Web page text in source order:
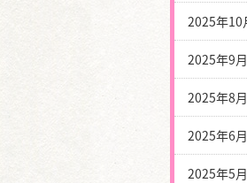
2025年10
2025年9月
2025年8月
2025年6月
2025年5月